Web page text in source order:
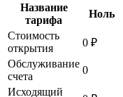
Название
тарифа
Ноль
Стоимость
открытия
0 ₽
Обслуживание
счета
0
Исходящий